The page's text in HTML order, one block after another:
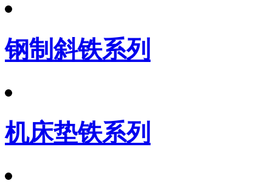
钢制斜铁系列
机床垫铁系列